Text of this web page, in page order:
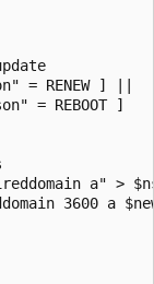
= RENEW ] ||
= REBOOT ]
a" >
3600 a